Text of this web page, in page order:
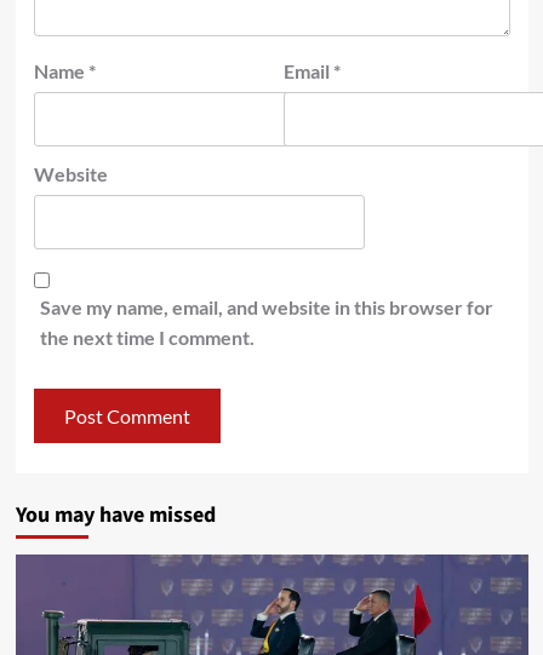
Name * Email *
Website
Save my name, email, and website in this browser for
the next time I comment.
You may have missed